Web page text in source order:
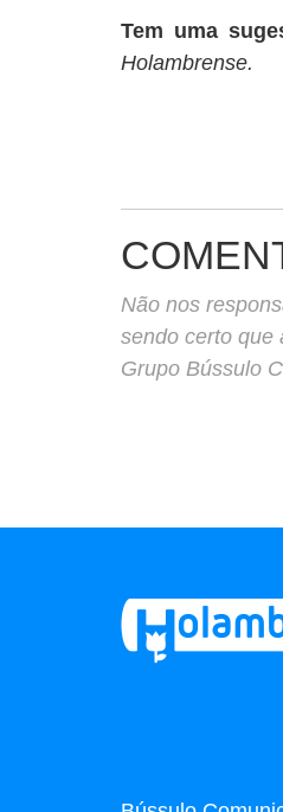
Tem uma
Holambrense.
Não nos
sendo certo que
Grupo Bússulo